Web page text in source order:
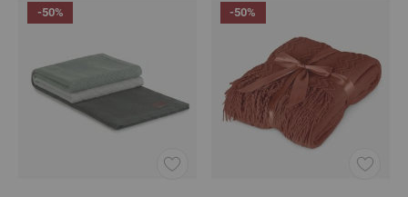
-50% -50%